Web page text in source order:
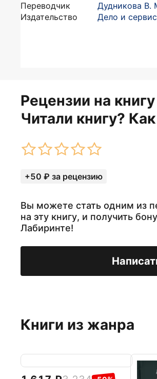
Переводчик
Дудникова В.
Издательство
Дело и сервис
Рецензии на книгу
Читали книгу?
+50 ₽ за рецензию
Вы можете стать одним из
на эту книгу, и получить
Лабиринте!
Книги из жанра